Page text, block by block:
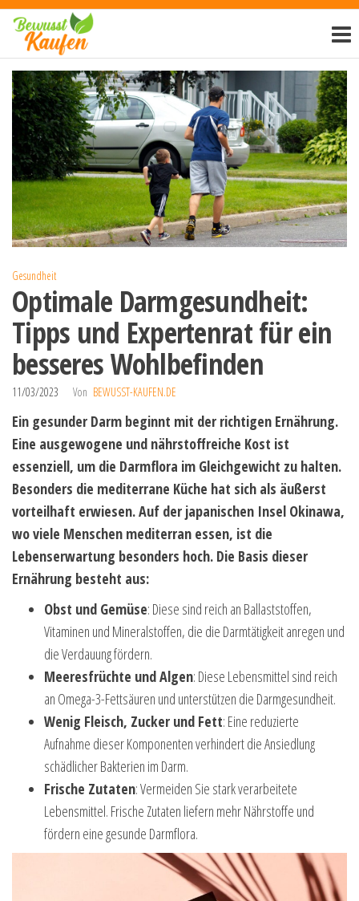
Zum
Inhalt
springen
kaufen.de
Gesundheit
Optimale Darmgesundheit:
Tipps und Expertenrat für ein
besseres Wohlbefinden
11/03/2023 Von BEWUSST-KAUFEN.DE
Ein gesunder Darm beginnt mit der richtigen Ernährung.
Eine ausgewogene und nährstoffreiche Kost ist
essenziell, um die Darmflora im Gleichgewicht zu halten.
Besonders die mediterrane Küche hat sich als äußerst
vorteilhaft erwiesen. Auf der japanischen Insel Okinawa,
wo viele Menschen mediterran essen, ist die
Lebenserwartung besonders hoch. Die Basis dieser
Ernährung besteht aus:
Obst und Gemüse: Diese sind reich an Ballaststoffen,
Vitaminen und Mineralstoffen, die die Darmtätigkeit anregen und
die Verdauung fördern.
Meeresfrüchte und Algen: Diese Lebensmittel sind reich
an Omega-3-Fettsäuren und unterstützen die Darmgesundheit.
Wenig Fleisch, Zucker und Fett: Eine reduzierte
Aufnahme dieser Komponenten verhindert die Ansiedlung
schädlicher Bakterien im Darm.
Frische Zutaten: Vermeiden Sie stark verarbeitete
Lebensmittel. Frische Zutaten liefern mehr Nährstoffe und
fördern eine gesunde Darmflora.